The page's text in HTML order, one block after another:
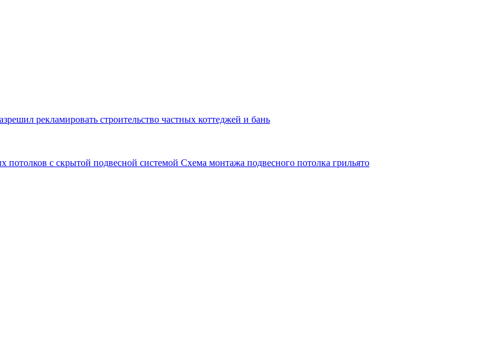
рекламировать строительство частных коттеджей и бань
потолков с скрытой подвесной системой Схема монтажа подвесного потолка грильято